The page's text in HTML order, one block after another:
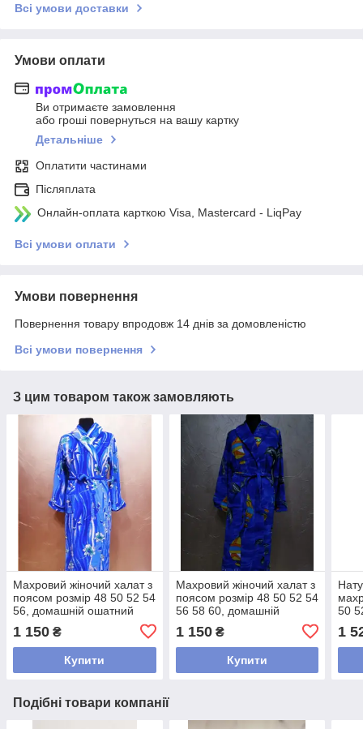
Всі умови доставки
Умови оплати
Ви отримаєте замовлення
або гроші повернуться на вашу картку
Детальніше
Оплатити частинами
Післяплата
Онлайн-оплата карткою Visa, Mastercard - LiqPay
Всі умови оплати
Умови повернення
Повернення товару впродовж 14 днів за домовленістю
Всі умови повернення
З цим товаром також замовляють
Махровий жіночий халат з
поясом розмір 48 50 52 54
56, домашній ошатний
Синій
1 150 ₴
Купити
Махровий жіночий халат з
поясом розмір 48 50 52 54
56 58 60, домашній
ошатний халат яскравий
шаль Синій
1 150₴
Купити
50
1
Подібні товари компанії